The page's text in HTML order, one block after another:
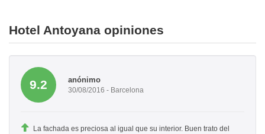
Hotel Antoyana opiniones
9.2 anónimo
30/08/2016 - Barcelona
La fachada es preciosa al igual que su interior. Buen trato del